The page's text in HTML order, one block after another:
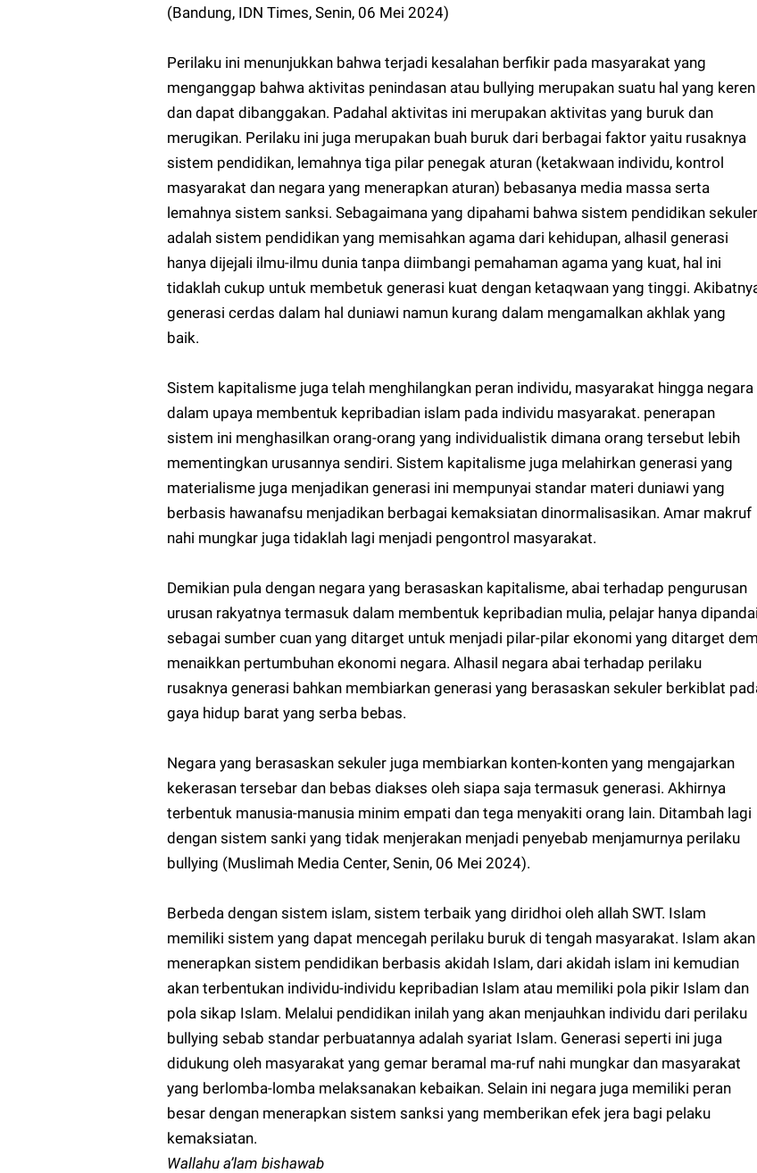
(Bandung, IDN Times, Senin, 06 Mei 2024)
Perilaku ini menunjukkan bahwa terjadi kesalahan berfikir pada masyarakat yang
menganggap bahwa aktivitas penindasan atau bullying merupakan suatu hal yang keren
dan dapat dibanggakan. Padahal aktivitas ini merupakan aktivitas yang buruk dan
merugikan. Perilaku ini juga merupakan buah buruk dari berbagai faktor yaitu rusaknya
sistem pendidikan, lemahnya tiga pilar penegak aturan (ketakwaan individu, kontrol
masyarakat dan negara yang menerapkan aturan) bebasanya media massa serta
lemahnya sistem sanksi. Sebagaimana yang dipahami bahwa sistem pendidikan sekuler
adalah sistem pendidikan yang memisahkan agama dari kehidupan, alhasil generasi
hanya dijejali ilmu-ilmu dunia tanpa diimbangi pemahaman agama yang kuat, hal ini
tidaklah cukup untuk membetuk generasi kuat dengan ketaqwaan yang tinggi.
generasi cerdas dalam hal duniawi namun kurang dalam mengamalkan akhlak yang
baik.
Sistem kapitalisme juga telah menghilangkan peran individu, masyarakat hingga negara
dalam upaya membentuk kepribadian islam pada individu masyarakat. penerapan
sistem ini menghasilkan orang-orang yang individualistik dimana orang tersebut lebih
mementingkan urusannya sendiri. Sistem kapitalisme juga melahirkan generasi yang
materialisme juga menjadikan generasi ini mempunyai standar materi duniawi yang
berbasis hawanafsu menjadikan berbagai kemaksiatan dinormalisasikan. Amar makruf
nahi mungkar juga tidaklah lagi menjadi pengontrol masyarakat.
Demikian pula dengan negara yang berasaskan kapitalisme, abai terhadap pengurusan
urusan rakyatnya termasuk dalam membentuk kepribadian mulia, pelajar hanya dipandai
sebagai sumber cuan yang ditarget untuk menjadi pilar-pilar ekonomi yang ditarget
menaikkan pertumbuhan ekonomi negara. Alhasil negara abai terhadap perilaku
rusaknya generasi bahkan membiarkan generasi yang berasaskan sekuler berkiblat
gaya hidup barat yang serba bebas.
Negara yang berasaskan sekuler juga membiarkan konten-konten yang mengajarkan
kekerasan tersebar dan bebas diakses oleh siapa saja termasuk generasi. Akhirnya
terbentuk manusia-manusia minim empati dan tega menyakiti orang lain. Ditambah lagi
dengan sistem sanki yang tidak menjerakan menjadi penyebab menjamurnya perilaku
bullying (Muslimah Media Center, Senin, 06 Mei 2024).
Berbeda dengan sistem islam, sistem terbaik yang diridhoi oleh allah SWT. Islam
memiliki sistem yang dapat mencegah perilaku buruk di tengah masyarakat. Islam akan
menerapkan sistem pendidikan berbasis akidah Islam, dari akidah islam ini kemudian
akan terbentukan individu-individu kepribadian Islam atau memiliki pola pikir Islam dan
pola sikap Islam. Melalui pendidikan inilah yang akan menjauhkan individu dari perilaku
bullying sebab standar perbuatannya adalah syariat Islam. Generasi seperti ini juga
didukung oleh masyarakat yang gemar beramal ma-ruf nahi mungkar dan masyarakat
yang berlomba-lomba melaksanakan kebaikan. Selain ini negara juga memiliki peran
besar dengan menerapkan sistem sanksi yang memberikan efek jera bagi pelaku
kemaksiatan.
Wallahu a’lam bishawab